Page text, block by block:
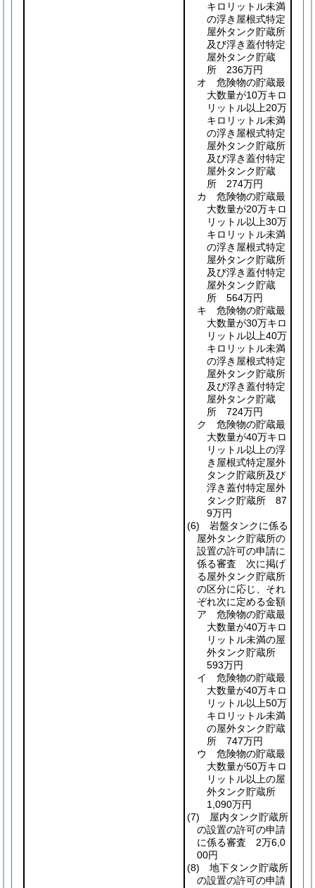
キロリットル未満
の浮き屋根式特定
屋外タンク貯蔵所
及び浮き蓋付特定
屋外タンク貯蔵
所 236万円
オ 危険物の貯蔵最
大数量が10万キロ
リットル以上20万
キロリットル未満
の浮き屋根式特定
屋外タンク貯蔵所
及び浮き蓋付特定
屋外タンク貯蔵
所 274万円
カ 危険物の貯蔵最
大数量が20万キロ
リットル以上30万
キロリットル未満
の浮き屋根式特定
屋外タンク貯蔵所
及び浮き蓋付特定
屋外タンク貯蔵
所 564万円
キ 危険物の貯蔵最
大数量が30万キロ
リットル以上40万
キロリットル未満
の浮き屋根式特定
屋外タンク貯蔵所
及び浮き蓋付特定
屋外タンク貯蔵
所 724万円
ク 危険物の貯蔵最
大数量が40万キロ
リットル以上の浮
き屋根式特定屋外
タンク貯蔵所及び
浮き蓋付特定屋外
タンク貯蔵所 87
9万円
(6) 岩盤タンクに係る
屋外タンク貯蔵所の
設置の許可の申請に
係る審査 次に掲げ
る屋外タンク貯蔵所
の区分に応じ、それ
ぞれ次に定める金額
ア 危険物の貯蔵最
大数量が40万キロ
リットル未満の屋
外タンク貯蔵所
593万円
イ 危険物の貯蔵最
大数量が40万キロ
リットル以上50万
キロリットル未満
の屋外タンク貯蔵
所 747万円
ウ 危険物の貯蔵最
大数量が50万キロ
リットル以上の屋
外タンク貯蔵所
1,090万円
(7) 屋内タンク貯蔵所
の設置の許可の申請
に係る審査 2万6,0
00円
(8) 地下タンク貯蔵所
の設置の許可の申請